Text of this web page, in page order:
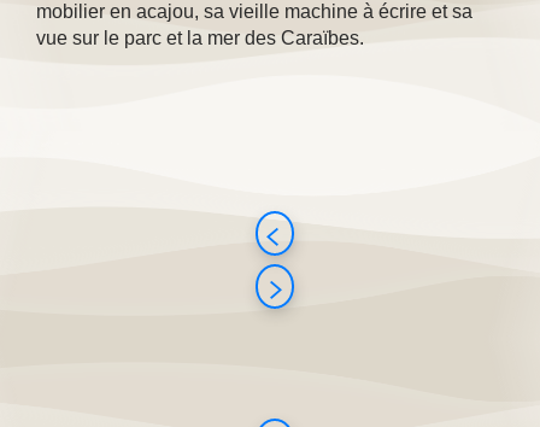
mobilier en acajou, sa vieille machine à écrire et sa
vue sur le parc et la mer des Caraïbes.